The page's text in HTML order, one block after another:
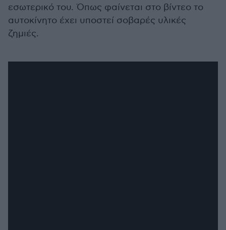
εσωτερικό του. Όπως φαίνεται στο βίντεο το
αυτοκίνητο έχει υποστεί σοβαρές υλικές
ζημιές.